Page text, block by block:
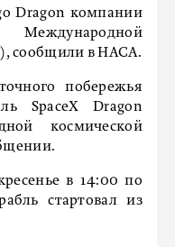
Dragon компании
сообщили в НАСА.
побережья
SpaceX Dragon
космической
в 14:00 по
стартовал из